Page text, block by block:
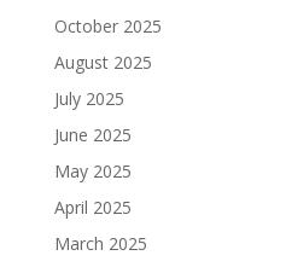
October 2025
August 2025
July 2025
June 2025
May 2025
April 2025
March 2025